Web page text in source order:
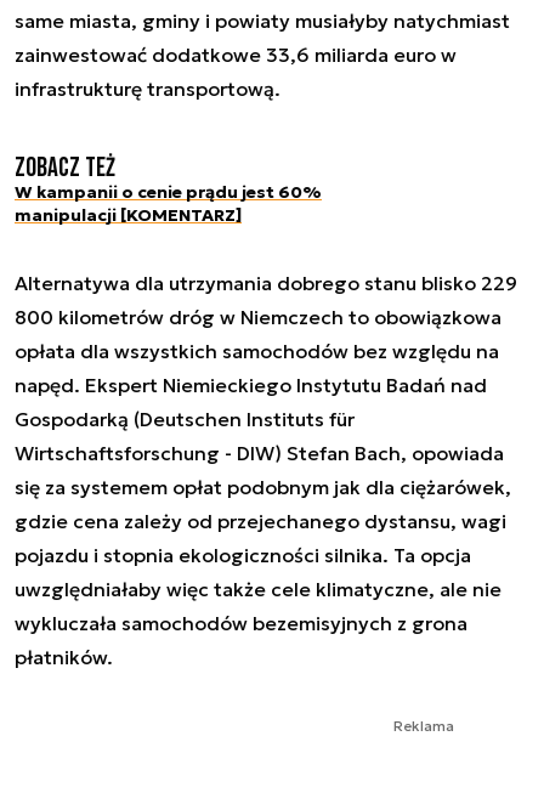
same miasta, gminy i powiaty musiałyby natychmiast
zainwestować dodatkowe 33,6 miliarda euro w
infrastrukturę transportową.
Zobacz też
W kampanii o cenie prądu jest 60%
manipulacji [KOMENTARZ]
Alternatywa dla utrzymania dobrego stanu blisko 229
800 kilometrów dróg w Niemczech to obowiązkowa
opłata dla wszystkich samochodów bez względu na
napęd. Ekspert Niemieckiego Instytutu Badań nad
Gospodarką (Deutschen Instituts für
Wirtschaftsforschung - DIW) Stefan Bach, opowiada
się za systemem opłat podobnym jak dla ciężarówek,
gdzie cena zależy od przejechanego dystansu, wagi
pojazdu i stopnia ekologiczności silnika. Ta opcja
uwzględniałaby więc także cele klimatyczne, ale nie
wykluczała samochodów bezemisyjnych z grona
płatników.
Reklama